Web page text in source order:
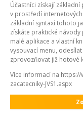
Účastníci získají
v prostředí internetových
základní syntaxí tohoto
získáte praktické
malé aplikace a vlastní
vysouvací menu,
zprovozňovat již hotové
Více informací na
zacatecniky-JVS1.aspx